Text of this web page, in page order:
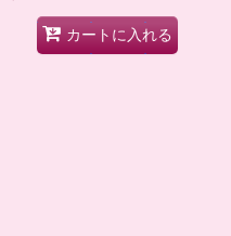
カートに入れる